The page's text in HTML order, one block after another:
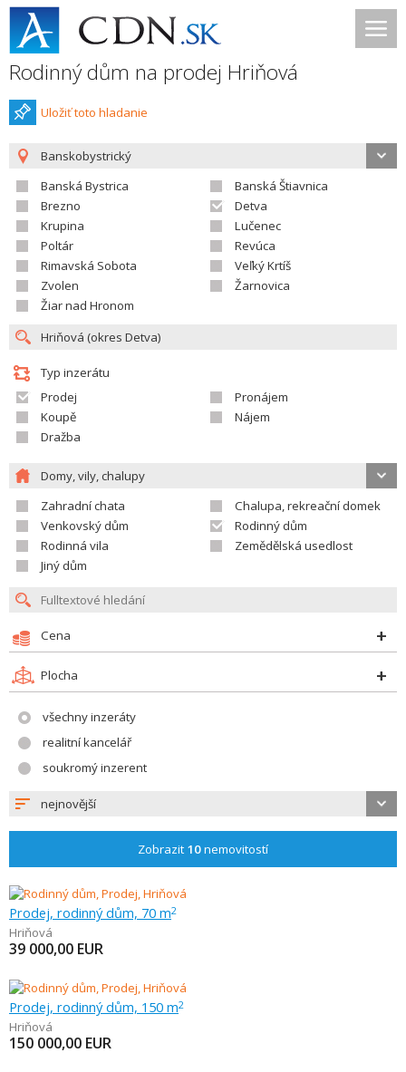
Rodinný dům na prodej Hriňová
Uložiť toto hladanie
Banskobystrický
Banská Bystrica
Banská Štiavnica
Brezno
Detva
Krupina
Lučenec
Poltár
Revúca
Rimavská Sobota
Veľký Krtíš
Zvolen
Žarnovica
Žiar nad Hronom
Typ inzerátu
Prodej
Pronájem
Koupě
Nájem
Dražba
Domy, vily, chalupy
Zahradní chata
Chalupa, rekreační domek
Venkovský dům
Rodinný dům
Rodinná vila
Zemědělská usedlost
Jiný dům
Cena
Plocha
všechny inzeráty
realitní kancelář
soukromý inzerent
nejnovější
Zobrazit 10nemovitostí
Prodej, rodinný dům, 70 m2
Hriňová
39 000,00 EUR
Prodej, rodinný dům, 150 m2
Hriňová
150 000,00 EUR